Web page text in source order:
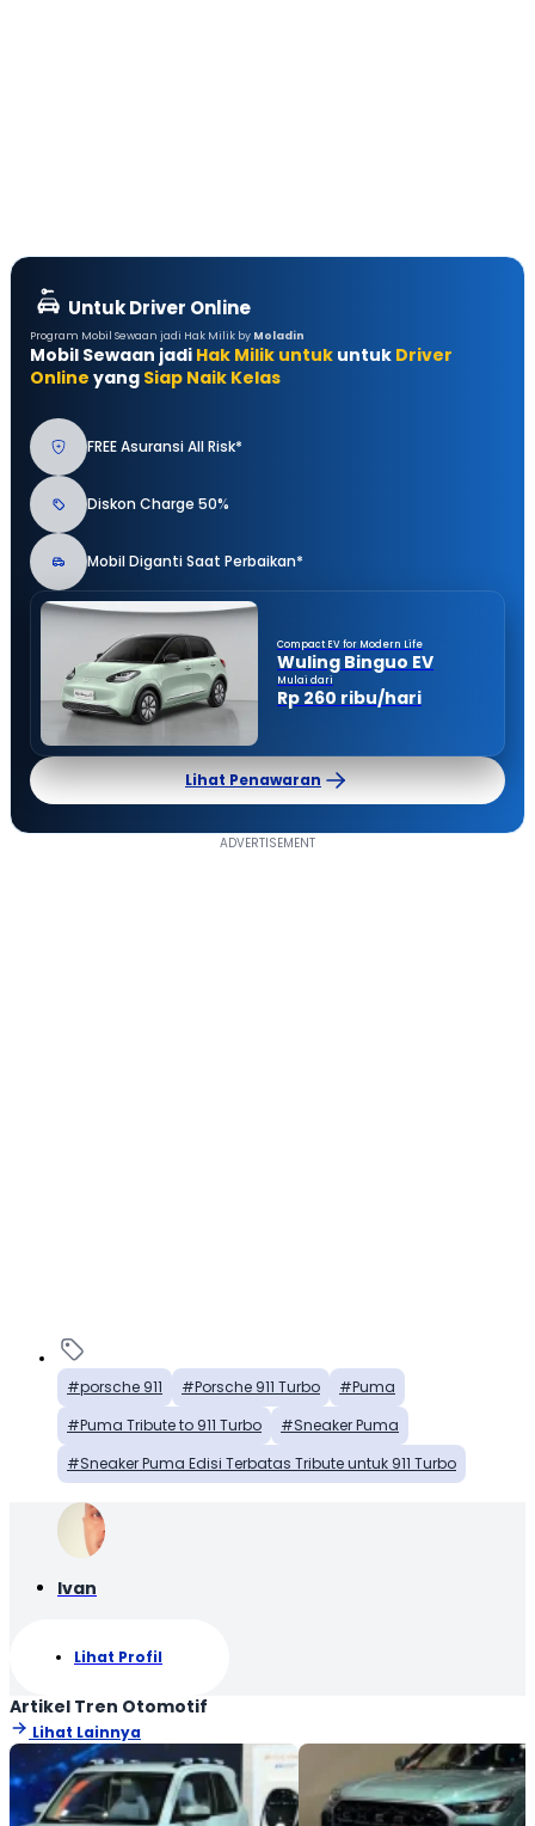
Untuk Driver Online
Program Mobil Sewaan jadi Hak Milik by Moladin
Mobil Sewaan jadi Hak Milik untuk untuk Driver
Online yang Siap Naik Kelas
FREE Asuransi All Risk*
Diskon Charge 50%
Mobil Diganti Saat Perbaikan*
Compact EV for Modern Life
Wuling Binguo EV
Mulai dari
Rp 260 ribu/hari
Lihat Penawaran
porsche 911 Porsche 911 Turbo
Puma
Puma Tribute to 911 Turbo
Sneaker Puma
Sneaker Puma Edisi Terbatas Tribute untuk 911 Turbo
Ivan
Lihat Profil
Artikel Tren Otomotif
Lihat Lainnya